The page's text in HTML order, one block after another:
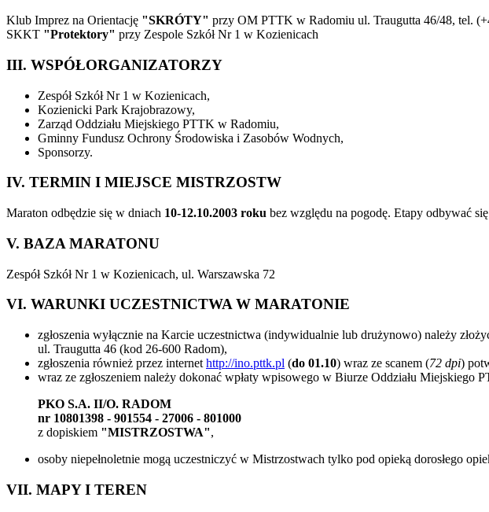
Klub Imprez na Orientację "SKRÓTY" przy OM PTTK w Radomiu ul. Traugutta 46/48, tel.
SKKT "Protektory" przy Zespole Szkół Nr 1 w Kozienicach
III. WSPÓŁORGANIZATORZY
Zespół Szkół Nr 1 w Kozienicach,
Kozienicki Park Krajobrazowy,
Zarząd Oddziału Miejskiego PTTK w Radomiu,
Gminny Fundusz Ochrony Środowiska i Zasobów Wodnych,
Sponsorzy.
IV. TERMIN I MIEJSCE MISTRZOSTW
Maraton odbędzie się w dniach 10-12.10.2003 roku bez względu na pogodę. Etapy odbywać
V. BAZA MARATONU
Zespół Szkół Nr 1 w Kozienicach, ul. Warszawska 72
VI. WARUNKI UCZESTNICTWA W MARATONIE
zgłoszenia wyłącznie na Karcie uczestnictwa (indywidualnie lub drużynowo) należy
ul. Traugutta 46 (kod 26-600 Radom),
zgłoszenia również przez internet http://ino.pttk.pl (do 01.10) wraz ze scanem (72 dpi)
wraz ze zgłoszeniem należy dokonać wpłaty wpisowego w Biurze Oddziału Miejskiego
PKO S.A. II/O. RADOM
nr 10801398 - 901554 - 27006 - 801000
z dopiskiem "MISTRZOSTWA",
osoby niepełnoletnie mogą uczestniczyć w Mistrzostwach tylko pod opieką dorosłego
VII. MAPY I TEREN